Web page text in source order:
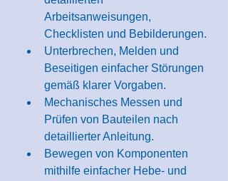
Arbeitsanweisungen,
Checklisten und Bebilderungen.
Unterbrechen, Melden und
Beseitigen einfacher Störungen
gemäß klarer Vorgaben.
Mechanisches Messen und
Prüfen von Bauteilen nach
detaillierter Anleitung.
Bewegen von Komponenten
mithilfe einfacher Hebe- und